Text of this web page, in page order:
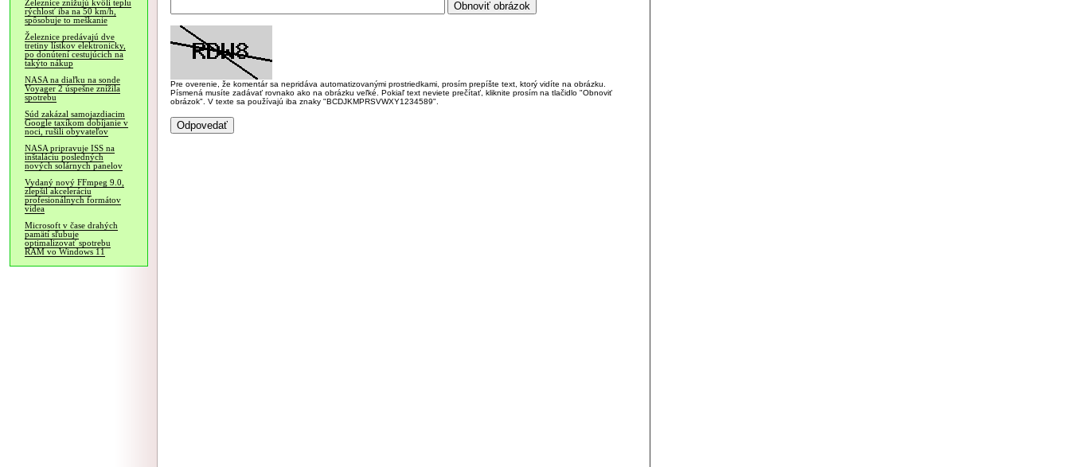
Železnice znižujú kvôli teplu
rýchlosť iba na 50 km/h,
spôsobuje to meškanie
Železnice predávajú dve
tretiny lístkov elektronicky,
po donútení cestujúcich na
takýto nákup
NASA na diaľku na sonde
Voyager 2 úspešne znížila
spotrebu
Súd zakázal samojazdiacim
Google taxíkom dobíjanie v
noci, rušili obyvateľov
NASA pripravuje ISS na
inštaláciu posledných
nových solárnych panelov
Vydaný nový FFmpeg 9.0,
zlepšil akceleráciu
profesionálnych formátov
videa
Microsoft v čase drahých
pamätí sľubuje
optimalizovať spotrebu
RAM vo Windows 11
Pre overenie, že komentár sa nepridáva automatizovanými prostriedkami, prosím prepíšte text, ktorý vidíte na obrázku.
Písmená musíte zadávať rovnako ako na obrázku veľké. Pokiaľ text neviete prečítať, kliknite prosím na tlačidlo "Obnoviť
obrázok". V texte sa používajú iba znaky "BCDJKMPRSVWXY1234589".